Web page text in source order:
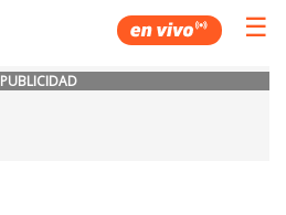
☰
PUBLICIDAD